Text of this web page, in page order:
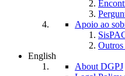
Apoio ao
Outros
English
About DGPJ